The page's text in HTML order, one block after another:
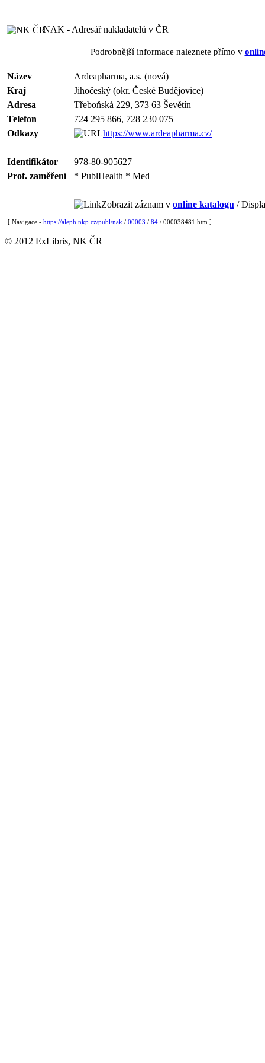
NAK - Adresář nakladatelů v ČR
Podrobnější informace naleznete přímo v
Název
Ardeapharma, a.s. (nová)
Kraj
Jihočeský (okr. České Budějovice)
Adresa
Třeboňská 229, 373 63 Ševětín
Telefon
724 295 866, 728 230 075
Odkazy
https://www.ardeapharma.cz/
Identifikátor
978-80-905627
Prof. zaměření
* PublHealth * Med
Zobrazit záznam v online katalogu /
[ Navigace - https://aleph.nkp.cz/publ/nak / 00003 / 84 / 000038481.htm ]
© 2012 ExLibris, NK ČR